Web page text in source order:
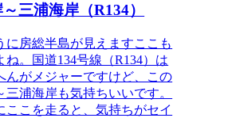
三浦海岸（R134）
に房総半島が見えますここも
ね。国道134号線（R134）は
んがメジャーですけど、この
三浦海岸も気持ちいいです。
ここを走ると、気持ちがセイ